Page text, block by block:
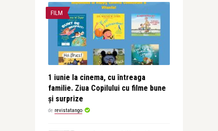
FILM
1 iunie la cinema, cu întreaga
familie. Ziua Copilului cu filme bune
și surprize
de revistatango